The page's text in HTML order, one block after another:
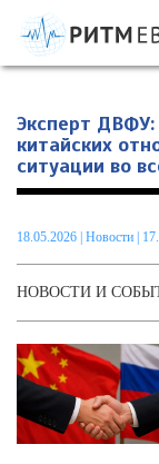
Информационно-
проблемам
Эксперт ДВФУ:
китайских
ситуации во
18.05.2026 Новости |
НОВОСТИ И